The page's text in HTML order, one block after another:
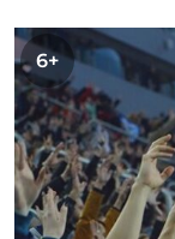
6+